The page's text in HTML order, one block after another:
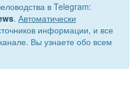
в Telegram:
. Автоматически
информации, и все
Вы узнаете обо всем